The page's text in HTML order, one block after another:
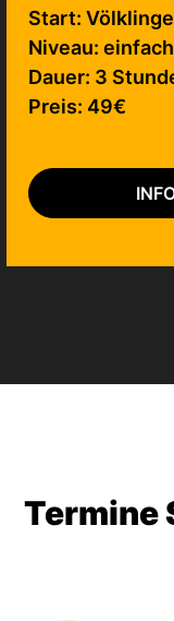
Start:
Niveau:
Dauer: 3
Preis: 49€
Termine